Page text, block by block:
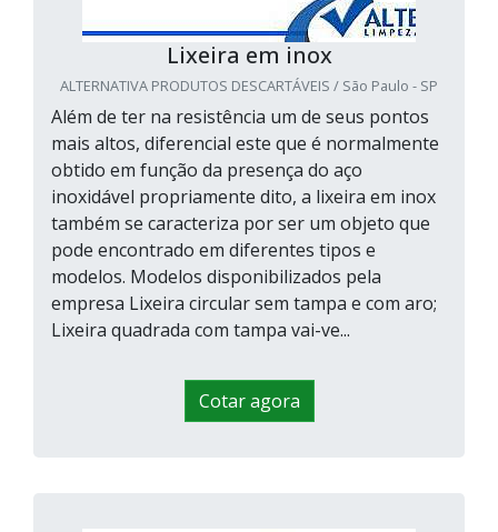
Lixeira em inox
ALTERNATIVA PRODUTOS DESCARTÁVEIS / São Paulo - SP
Além de ter na resistência um de seus pontos
mais altos, diferencial este que é normalmente
obtido em função da presença do aço
inoxidável propriamente dito, a lixeira em inox
também se caracteriza por ser um objeto que
pode encontrado em diferentes tipos e
modelos. Modelos disponibilizados pela
empresa Lixeira circular sem tampa e com aro;
Lixeira quadrada com tampa vai-ve...
Cotar agora